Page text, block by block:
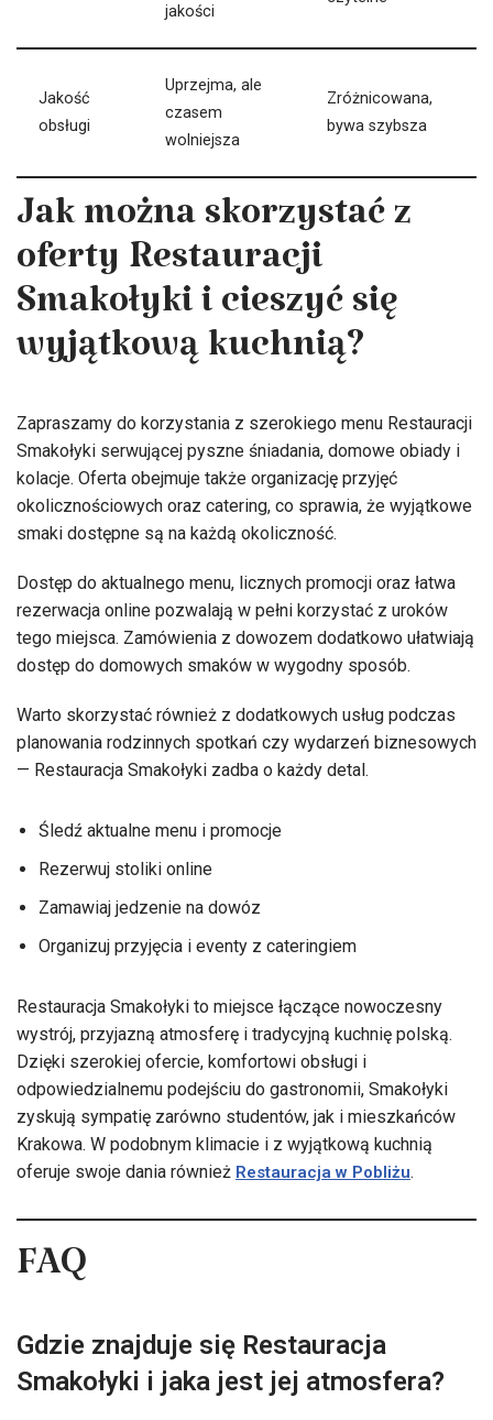
jakości
Jakość
obsługi
Uprzejma, ale
czasem
wolniejsza
Zróżnicowana,
bywa szybsza
Jak można skorzystać z
oferty Restauracji
Smakołyki i cieszyć się
wyjątkową kuchnią?
Zapraszamy do korzystania z szerokiego menu Restauracji
Smakołyki serwującej pyszne śniadania, domowe obiady i
kolacje. Oferta obejmuje także organizację przyjęć
okolicznościowych oraz catering, co sprawia, że wyjątkowe
smaki dostępne są na każdą okoliczność.
Dostęp do aktualnego menu, licznych promocji oraz łatwa
rezerwacja online pozwalają w pełni korzystać z uroków
tego miejsca. Zamówienia z dowozem dodatkowo ułatwiają
dostęp do domowych smaków w wygodny sposób.
Warto skorzystać również z dodatkowych usług podczas
planowania rodzinnych spotkań czy wydarzeń biznesowych
— Restauracja Smakołyki zadba o każdy detal.
Śledź aktualne menu i promocje
Rezerwuj stoliki online
Zamawiaj jedzenie na dowóz
Organizuj przyjęcia i eventy z cateringiem
Restauracja Smakołyki to miejsce łączące nowoczesny
wystrój, przyjazną atmosferę i tradycyjną kuchnię polską.
Dzięki szerokiej ofercie, komfortowi obsługi i
odpowiedzialnemu podejściu do gastronomii, Smakołyki
zyskują sympatię zarówno studentów, jak i mieszkańców
Krakowa. W podobnym klimacie i z wyjątkową kuchnią
oferuje swoje dania również Restauracja w Pobliżu.
FAQ
Gdzie znajduje się Restauracja
Smakołyki i jaka jest jej atmosfera?